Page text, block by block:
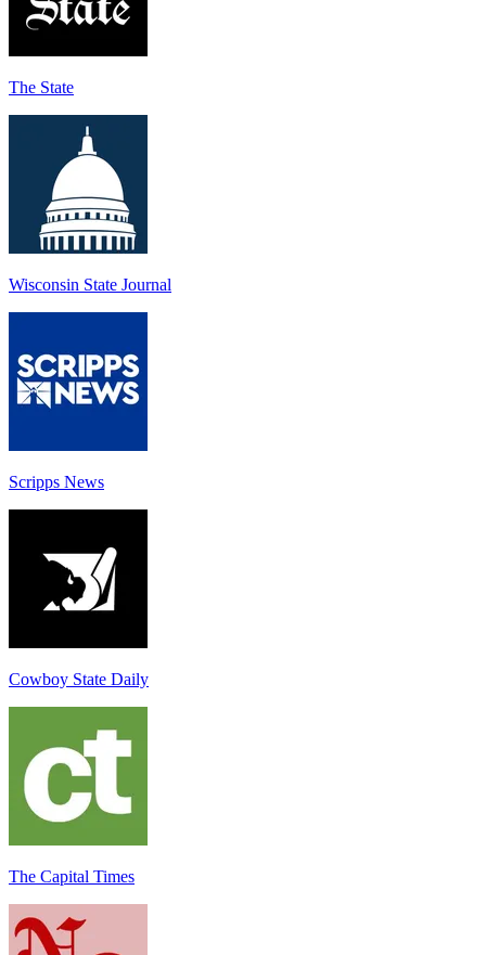
The State
Wisconsin State Journal
Scripps News
Cowboy State Daily
The Capital Times